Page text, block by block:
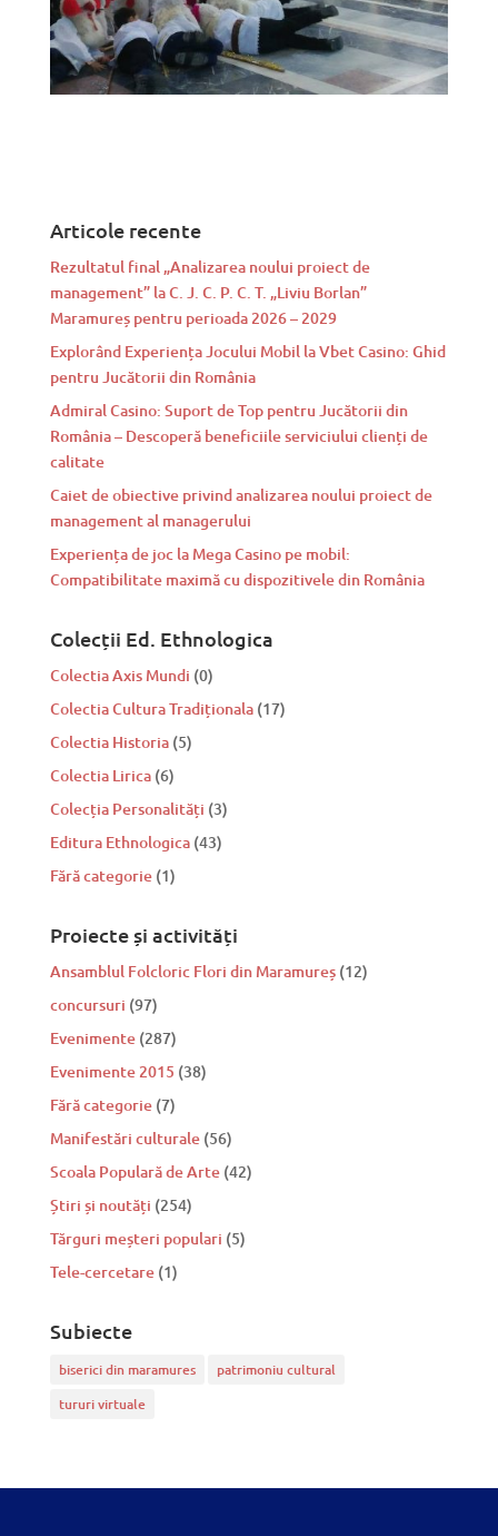
Articole recente
Rezultatul final „Analizarea noului proiect de
management” la C. J. C. P. C. T. „Liviu Borlan”
Maramureș pentru perioada 2026 – 2029
Explorând Experiența Jocului Mobil la Vbet Casino: Ghid
pentru Jucătorii din România
Admiral Casino: Suport de Top pentru Jucătorii din
România – Descoperă beneficiile serviciului clienți de
calitate
Caiet de obiective privind analizarea noului proiect de
management al managerului
Experiența de joc la Mega Casino pe mobil:
Compatibilitate maximă cu dispozitivele din România
Colecții Ed. Ethnologica
Colectia Axis Mundi (0)
Colectia Cultura Tradiționala (17)
Colectia Historia (5)
Colectia Lirica (6)
Colecția Personalități (3)
Editura Ethnologica (43)
Fără categorie (1)
Proiecte și activități
Ansamblul Folcloric Flori din Maramureș(12)
concursuri (97)
Evenimente(287)
Evenimente 2015 (38)
Fără categorie(7)
Manifestări culturale(56)
Scoala Populară de Arte(42)
Știri și noutăți (254)
Tărguri meșteri populari (5)
Tele-cercetare(1)
Subiecte
biserici din maramures
patrimoniu cultural
tururi virtuale